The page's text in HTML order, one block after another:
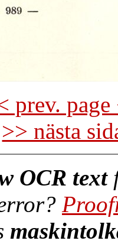
prev.
>> nästa
OCR text